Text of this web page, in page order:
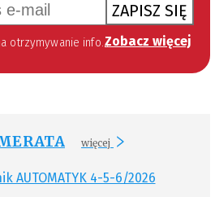
ZAPISZ SIĘ
2 ustawy z dnia 18 lipca 2002 roku o świadczeniu usług drogą elektroniczną (Dz. U. 144 z 2002 r. poz. 1204). Zgoda jest dobrowolna, jednak jej wyrażenie jest konieczne, aby otrzymywać newsletter. Zobacz więcej
więcej